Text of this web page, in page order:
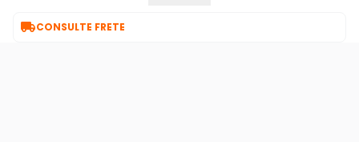
CONSULTE FRETE